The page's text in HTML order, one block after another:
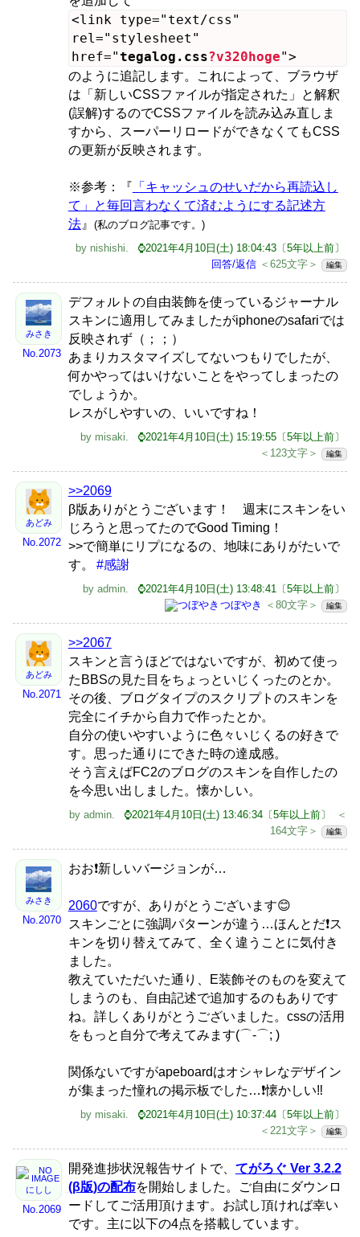
<link type="text/css"
rel="stylesheet"
href="tegalog.css?v320hoge">
のように追記します。これによって、ブラウザ
は「新しいCSSファイルが指定された」と解釈
(誤解)するのでCSSファイルを読み込み直しま
すから、スーパーリロードができなくてもCSS
の更新が反映されます。
※参考：『 「キャッシュのせいだから再読込し
て」と毎回言わなくて済むようにする記述方
法』 (私のブログ記事です。)
by nishishi.
⌚2021年4月10日(土) 18:04:43〔5年以上前〕
回答/返信 ＜625文字＞ 編集
みさき
No.2073
デフォルトの自由装飾を使っているジャーナル
スキンに適用してみましたがiphoneのsafariでは
反映されず（；；）
あまりカスタマイズしてないつもりでしたが、
何かやってはいけないことをやってしまったの
でしょうか。
レスがしやすいの、いいですね！
by misaki.
⌚2021年4月10日(土) 15:19:55〔5年以上前〕
＜123文字＞
編集
あどみ
No.2072
>>2069
β版ありがとうございます！ 週末にスキンをい
じろうと思ってたのでGood Timing！
>>で簡単にリプになるの、地味にありがたいで
す。
#感謝
by admin.
⌚2021年4月10日(土) 13:48:41〔5年以上前〕
つぼやき
＜80文字＞ 編集
あどみ
No.2071
>>2067
スキンと言うほどではないですが、初めて使っ
たBBSの見た目をちょっといじくったのとか。
その後、ブログタイプのスクリプトのスキンを
完全にイチから自力で作ったとか。
自分の使いやすいように色々いじくるの好きで
す。思った通りにできた時の達成感。
そう言えばFC2のブログのスキンを自作したの
を今思い出しました。懐かしい。
by admin. ⌚2021年4月10日(土) 13:46:34〔5年以上前〕
＜
164文字＞
編集
みさき
No.2070
おお❗️新しいバージョンが…
2060ですが、ありがとうございます😊
スキンごとに強調パターンが違う…ほんとだ❗️ス
キンを切り替えてみて、全く違うことに気付き
ました。
教えていただいた通り、E装飾そのものを変えて
しまうのも、自由記述で追加するのもありです
ね。詳しくありがとうございました。cssの活用
をもっと自分で考えてみます(⌒-⌒; )
関係ないですがapeboardはオシャレなデザイン
が集まった憧れの掲示板でした…❗️懐かしい‼️
by misaki.
⌚2021年4月10日(土) 10:37:44〔5年以上前〕
＜221文字＞
編集
にしし
No.2069
開発進捗状況報告サイトで、 てがろぐ Ver 3.2.2
(β版)の配布を開始しました。ご自由にダウンロ
ードしてご活用頂けます。お試し頂ければ幸い
です。主に以下の4点を搭載しています。